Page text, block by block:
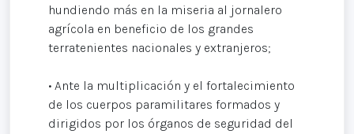
hundiendo más en la miseria al jornalero
agrícola en beneficio de los grandes
terratenientes nacionales y extranjeros;
• Ante la multiplicación y el fortalecimiento
de los cuerpos paramilitares formados y
dirigidos por los órganos de seguridad del